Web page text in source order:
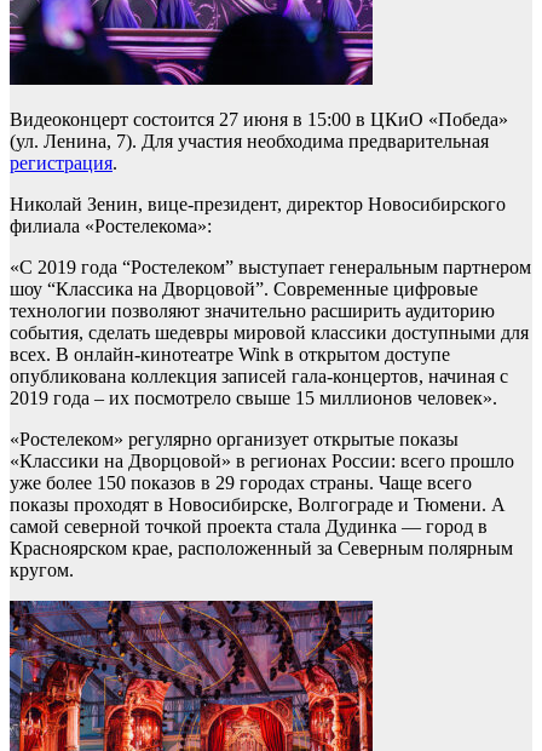
Видеоконцерт состоится 27 июня в 15:00 в ЦКиО «Победа»
(ул. Ленина, 7). Для участия необходима предварительная
регистрация.
Николай Зенин, вице-президент, директор Новосибирского
филиала «Ростелекома»:
«С 2019 года “Ростелеком” выступает генеральным партнером
шоу “Классика на Дворцовой”. Современные цифровые
технологии позволяют значительно расширить аудиторию
события, сделать шедевры мировой классики доступными для
всех. В онлайн-кинотеатре Wink в открытом доступе
опубликована коллекция записей гала-концертов, начиная с
2019 года – их посмотрело свыше 15 миллионов человек».
«Ростелеком» регулярно организует открытые показы
«Классики на Дворцовой» в регионах России: всего прошло
уже более 150 показов в 29 городах страны. Чаще всего
показы проходят в Новосибирске, Волгограде и Тюмени. А
самой северной точкой проекта стала Дудинка — город в
Красноярском крае, расположенный за Северным полярным
кругом.